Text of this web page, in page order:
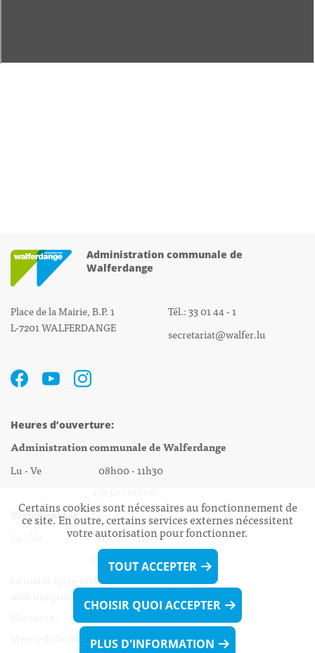
Administration communale de
Walferdange
Place de la Mairie, B.P. 1
L-7201 WALFERDANGE
Tél.: 33 01 44 - 1
secretariat@walfer.lu
Heures d’ouverture:
Administration communale de Walferdange
Lu - Ve 08h00 - 11h30
Biergercenter
Lu - Ve 08h00 - 11h30
13h30 - 16h00
Le mardi après-midi et le vendredi après-
midi uniquement sur Rdv.
Mercredi de 16h00 - 18h45 uniquement sur Rdv
Certains cookies sont nécessaires au fonctionnement de
ce site. En outre, certains services externes nécessitent
votre autorisation pour fonctionner.
TOUT ACCEPTER
CHOISIR QUOI ACCEPTER
PLUS D'INFORMATION